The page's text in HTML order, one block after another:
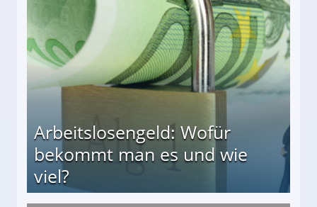
Arbeitslosengeld: Wofür
bekommt man es und wie
viel?